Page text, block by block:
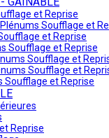
et Reprise
Soufflage et
et Reprise
Soufflage et Reprise
Soufflage et
Soufflage et
Soufflage et Reprise
Reprise